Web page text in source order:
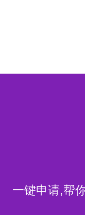
一键申请,帮